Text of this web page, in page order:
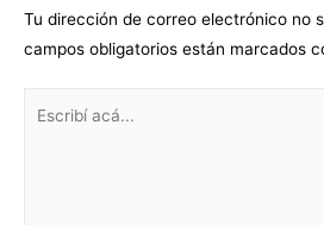
Tu dirección de correo electrónico no
campos obligatorios están marcados